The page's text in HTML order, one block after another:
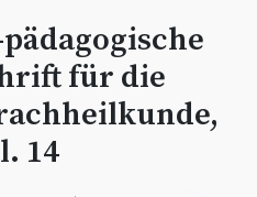
für die
14